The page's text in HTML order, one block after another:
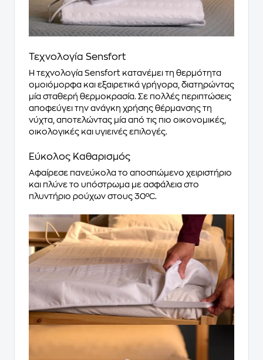
Τεχνολογία Sensfort
Η τεχνολογία Sensfort κατανέμει τη θερμότητα
ομοιόμορφα και εξαιρετικά γρήγορα, διατηρώντας
μία σταθερή θερμοκρασία. Σε πολλές περιπτώσεις
αποφεύγει την ανάγκη χρήσης θέρμανσης τη
νύχτα, αποτελώντας μία από τις πιο οικονομικές,
οικολογικές και υγιεινές επιλογές.
Εύκολος Καθαρισμός
Αφαίρεσε πανεύκολα το αποσπώμενο χειριστήριο
και πλύνε το υπόστρωμα με ασφάλεια στο
πλυντήριο ρούχων στους 30ºC.